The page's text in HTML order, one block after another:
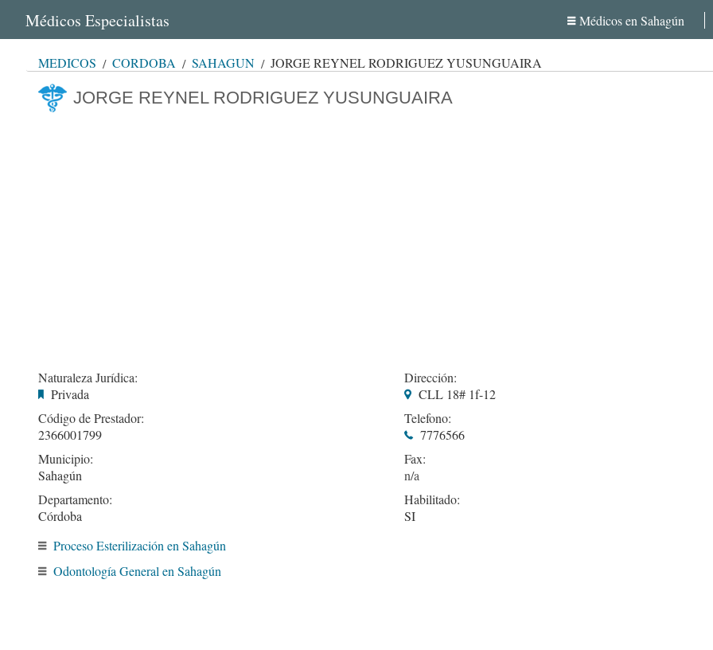
Médicos Especialistas Médicos en Sahagún
MÉDICOS CÓRDOBA SAHAGÚN JORGE REYNEL RODRIGUEZ YUSUNGUAIRA
JORGE REYNEL RODRIGUEZ YUSUNGUAIRA
Naturaleza Jurídica:
Privada
Código de Prestador:
2366001799
Municipio:
Sahagún
Departamento:
Córdoba
Dirección:
CLL 18# 1f-12
Telefono:
7776566
Fax:
Habilitado:
SI
Proceso Esterilización en Sahagún
Odontología General en Sahagún